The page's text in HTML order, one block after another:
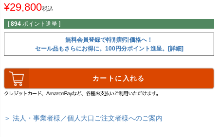
¥29,800税込
[ 894 ポイント進呈 ]
無料会員登録で特別割引価格へ！
セール品もさらにお得に。100円分ポイント進呈。[詳細]
カートに入れる
＞ 法人・事業者様／個人大口ご注文者様へのご案内